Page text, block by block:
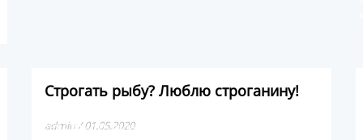
Строгать рыбу? Люблю строганину!
Хочу с вами поделиться про один из лучших деликатесов
admin / 01.05.2020